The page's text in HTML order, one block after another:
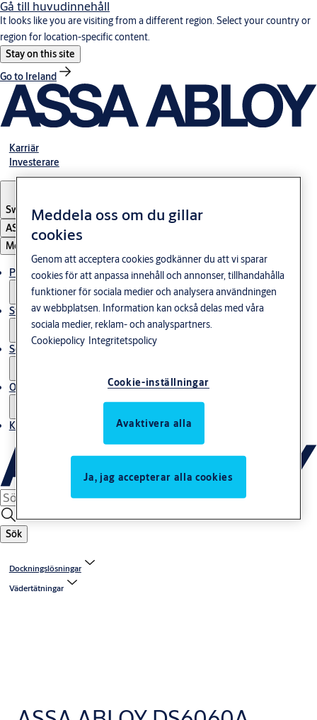
Gå till huvudinnehåll
It looks like you are visiting from a different region. Select your country or
region for location-specific content.
Stay on this site
Go to Ireland
Karriär
Investerare
Sweden· Svenska
ASSA ABLOY Group
Meny
Produkter och lösningar
Stories
Service
Om oss
Kontakta oss
Sök
Dockningslösningar
Vädertätningar
Meddela oss om du gillar
cookies
Genom att acceptera cookies godkänner du att vi sparar
cookies för att anpassa innehåll och annonser, tillhandahålla
funktioner för sociala medier och analysera användningen
av webbplatsen. Information kan också delas med våra
sociala medier, reklam- och analyspartners.
Cookiepolicy Integritetspolicy
Cookie-inställningar
Avaktivera alla
Ja, jag accepterar alla cookies